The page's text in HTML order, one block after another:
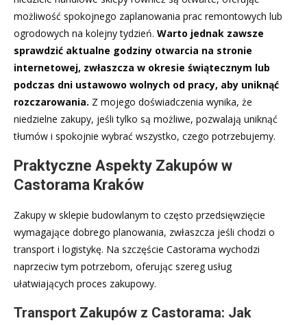
możliwość spokojnego zaplanowania prac remontowych lub
ogrodowych na kolejny tydzień. Warto jednak zawsze
sprawdzić aktualne godziny otwarcia na stronie
internetowej, zwłaszcza w okresie świątecznym lub
podczas dni ustawowo wolnych od pracy, aby uniknąć
rozczarowania. Z mojego doświadczenia wynika, że
niedzielne zakupy, jeśli tylko są możliwe, pozwalają uniknąć
tłumów i spokojnie wybrać wszystko, czego potrzebujemy.
Praktyczne Aspekty Zakupów w
Castorama Kraków
Zakupy w sklepie budowlanym to często przedsięwzięcie
wymagające dobrego planowania, zwłaszcza jeśli chodzi o
transport i logistykę. Na szczęście Castorama wychodzi
naprzeciw tym potrzebom, oferując szereg usług
ułatwiających proces zakupowy.
Transport Zakupów z Castorama: Jak